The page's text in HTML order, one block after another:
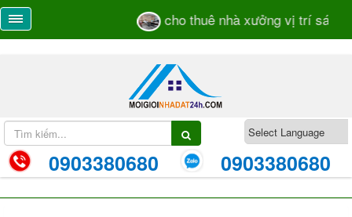
cho thuê nhà xưởng vị trí sát
0903380680 0903380680